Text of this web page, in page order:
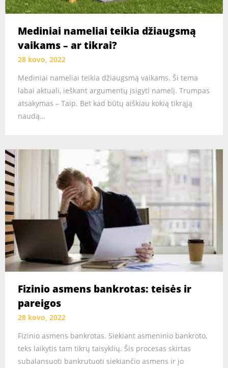
Mediniai nameliai teikia džiaugsmą
vaikams – ar tikrai?
28 kovo, 2022
Mediniai nameliai teikia džiaugsmą vaikams. Ši tema
labai aktuali, ieškant argumentų įsigyti namelį. Trumpas
atsakymas – Taip. Bet kad būtų aiškiau kokią tikrąją
naudą…
Fizinio asmens bankrotas: teisės ir
pareigos
28 kovo, 2022
Fizinio asmens bankrotas. Siekiant asmeninio bankroto,
teks laikytis tam tikrų taisyklių. Šis procesas skirtas
subalansuoti bankrutuoti siekiančio asmens ir jo